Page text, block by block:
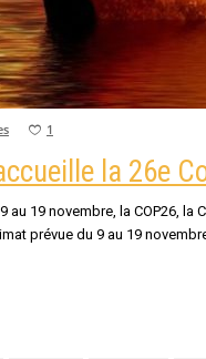
1
la 26e
au 19 novembre, la COP26,
prévue du 9 au 19